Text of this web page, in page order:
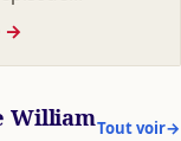
→
WilliamTout voir→